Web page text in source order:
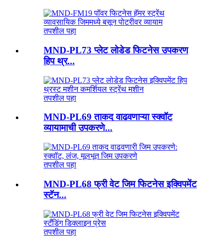
तपशील पहा
MND-PL73 प्लेट लोडेड फिटनेस उपकरण
हिप थ्र...
तपशील पहा
MND-PL69 ताकद वाढवणाऱ्या स्क्वॉट
व्यायामाची उपकरणे...
तपशील पहा
MND-PL68 फ्री वेट जिम फिटनेस इक्विपमेंट
स्टॅन...
तपशील पहा